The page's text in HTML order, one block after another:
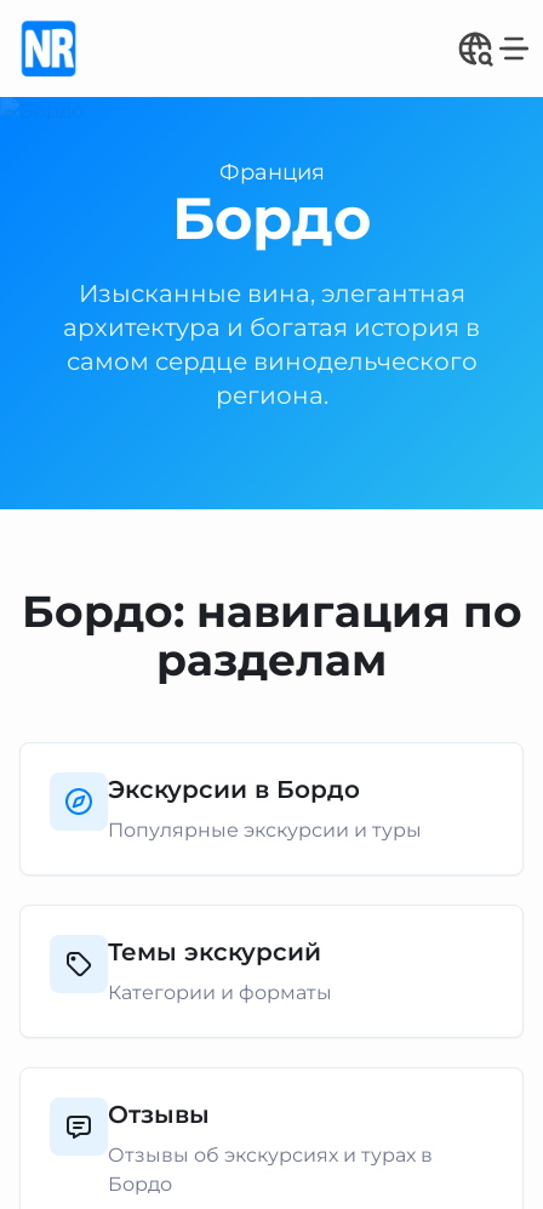
Франция
Бордо
Изысканные вина, элегантная
архитектура и богатая история в
самом сердце винодельческого
региона.
Бордо: навигация по
разделам
Экскурсии в Бордо
Популярные экскурсии и туры
Темы экскурсий
Категории и форматы
Отзывы
Отзывы об экскурсиях и турах в
Бордо